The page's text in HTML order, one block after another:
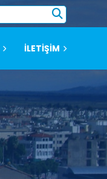
İLETİŞİM